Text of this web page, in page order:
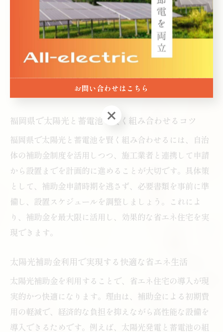
電力消費パターンや設置スペース、自治体の補助要件を
考慮することが重要です。具体的には、日中の電力使用
量が多い家庭は高出力型太陽光発電、夜間利用が多い場
合は大容量蓄電池が適しています。補助金対象製品を選
ぶことで、経済的な負担も軽減できます。自宅の条件を
踏まえ、最適な機器選定を行いましょう。
福岡県で太陽光と蓄電池を賢く組み合わせるコツ
福岡県で太陽光と蓄電池を賢く組み合わせるには、自治
体の補助金制度を活用しつつ、施工業者と連携して申請
から設置までを計画的に進めることが大切です。具体策
として、補助金申請時期を逃さず、必要書類を事前に準
備し、設置スケジュールを調整しましょう。これによ
り、補助金を最大限に活用し、効果的な省エネ住宅を実
現できます。
太陽光補助金利用で実現する快適な省エネ生活
太陽光補助金を利用することで、省エネ住宅の導入が現
実的かつ快適になります。理由は、補助金による初期費
用の軽減で、経済的な負担を抑えながら高性能な設備を
導入できるためです。例えば、太陽光発電と蓄電池の組
お問い合わせはこちら
お問い合わせはこちら